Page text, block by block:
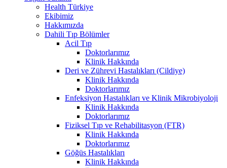
Health Türkiye
Ekibimiz
Hakkımızda
Dahili Tıp Bölümler
Acil Tıp
Doktorlarımız
Klinik Hakkında
Deri ve Zührevi Hastalıkları (Cildiye)
Klinik Hakkında
Doktorlarımız
Enfeksiyon Hastalıkları ve Klinik Mikrobiyoloji
Klinik Hakkında
Doktorlarımız
Fiziksel Tıp ve Rehabilitasyon (FTR)
Klinik Hakkında
Doktorlarımız
Göğüs Hastalıkları
Klinik Hakkında